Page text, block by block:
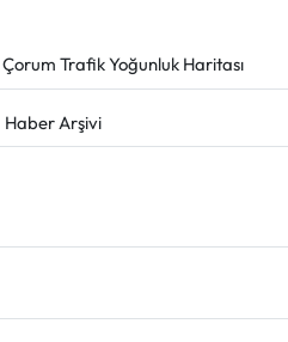
Çorum Trafik Yoğunluk Haritası
Haber Arşivi